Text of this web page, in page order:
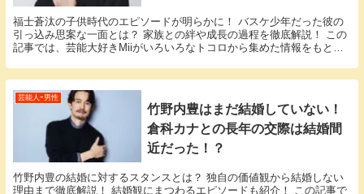
福士蒼汰の子供時代のエピソードが明らかに！ バスケ少年だった彼の
引っ込み思案な一面とは？ 家族との絆や成長の過程を徹底解説！ この
記事では、芸能大好きMiiがいろいろなトコロから集めた情報をもと
芸能人ｰ男性
竹野内豊はまだ結婚していない！
倉科カナとの長年の交際は結婚間
近だった！？
竹野内豊の結婚に対するスタンスとは？ 独自の価値観から結婚しない
理由まで徹底解説！ 結婚観にまつわるエピソードも紹介！ この記事で